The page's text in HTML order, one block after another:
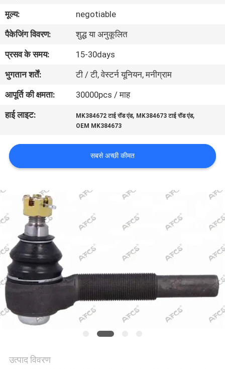
कारखाने
का
दौरा
गुणवत्ता
नियंत्रण
संपर्क
करें
समाचार
उद्धरण
मांगें
साइटमैप
गोपनीयता
मूल्य:
negotiable
पैकेजिंग विवरण:
शुद्ध या अनुकूलित
प्रसव के समय:
15-30days
भुगतान शर्तें:
टी / टी, वेस्टर्न यूनियन, मनीग्राम
आपूर्ति की क्षमता:
30000pcs / माह
हाई लाइट:
MK384672 टाई रॉड एंड, MK384673 टाई रॉड एंड,
OEM MK384673
सबसे अच्छी कीमत
उत्पाद विवरण